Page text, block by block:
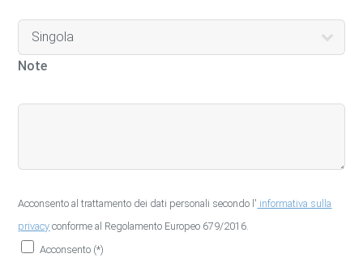
Note
Acconsento al trattamento dei dati personali secondo l' informativa sulla
privacy conforme al Regolamento Europeo 679/2016.
Acconsento (*)